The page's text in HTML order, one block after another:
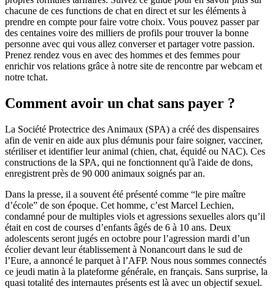
chacune de ces functions de chat en direct et sur les éléments à
prendre en compte pour faire votre choix. Vous pouvez passer par
des centaines voire des milliers de profils pour trouver la bonne
personne avec qui vous allez converser et partager votre passion.
Prenez rendez vous en avec des hommes et des femmes pour
enrichir vos relations grâce à notre site de rencontre par webcam et
notre tchat.
Comment avoir un chat sans payer ?
La Société Protectrice des Animaux (SPA) a créé des dispensaires
afin de venir en aide aux plus démunis pour faire soigner, vacciner,
stériliser et identifier leur animal (chien, chat, équidé ou NAC). Ces
constructions de la SPA, qui ne fonctionnent qu'à l'aide de dons,
enregistrent près de 90 000 animaux soignés par an.
Dans la presse, il a souvent été présenté comme “le pire maître
d’école” de son époque. Cet homme, c’est Marcel Lechien,
condamné pour de multiples viols et agressions sexuelles alors qu’il
était en cost de courses d’enfants âgés de 6 à 10 ans. Deux
adolescents seront jugés en octobre pour l’agression mardi d’un
écolier devant leur établissement à Nonancourt dans le sud de
l’Eure, a annoncé le parquet à l’AFP. Nous nous sommes connectés
ce jeudi matin à la plateforme générale, en français. Sans surprise, la
quasi totalité des internautes présents est là avec un objectif sexuel.